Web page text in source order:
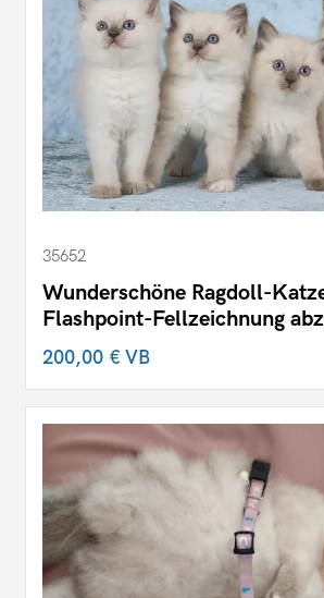
35652
Wunderschöne Ragdoll-
Flashpoint-Fellzeichnung
200,00 €VB